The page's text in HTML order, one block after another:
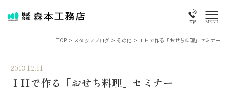
電話 MENU
TOP > スタッフブログ > その他 > ＩＨで作る「おせち料理」セミナー
2013.12.11
ＩＨで作る「おせち料理」セミナー